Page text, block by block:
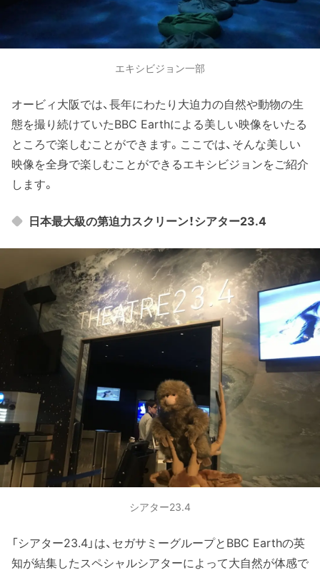
エキシビジョン一部
オービィ大阪では、長年にわたり大迫力の自然や動物の生
態を撮り続けていたBBC Earthによる美しい映像をいたる
ところで楽しむことができます。ここでは、そんな美しい
映像を全身で楽しむことができるエキシビジョンをご紹介
します。
日本最大級の第迫力スクリーン！シアター23.4
シアター23.4
「シアター23.4」は、セガサミーグループとBBC Earthの英
知が結集したスペシャルシアターによって大自然が体感で